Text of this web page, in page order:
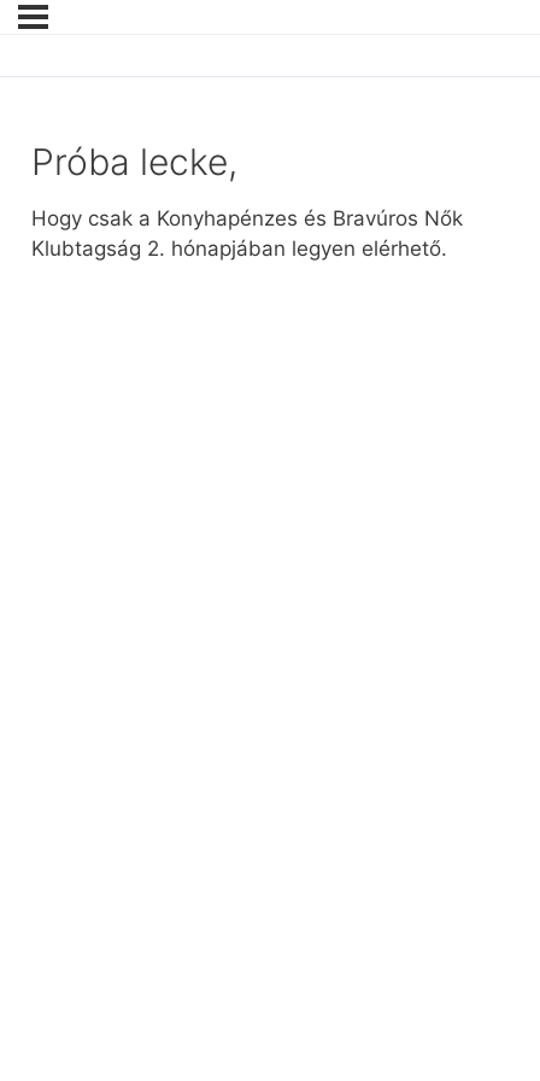
Próba lecke,
Hogy csak a Konyhapénzes és Bravúros Nők
Klubtagság 2. hónapjában legyen elérhető.